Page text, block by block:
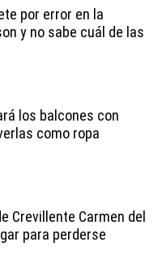
por error en la
y no sabe cuál de las
los balcones con
como ropa
Crevillente Carmen del
para perderse